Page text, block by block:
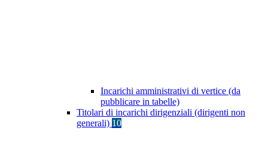
Incarichi amministrativi di vertice (da
pubblicare in tabelle)
Titolari di incarichi dirigenziali (dirigenti non
generali) 10